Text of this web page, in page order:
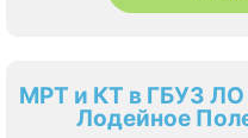
МРТ и КТ в ГБУЗ ЛО
Лодейное